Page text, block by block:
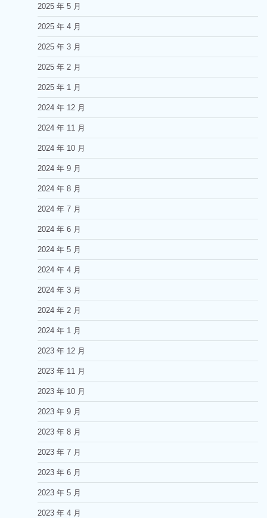
2025 年 5 月
2025 年 4 月
2025 年 3 月
2025 年 2 月
2025 年 1 月
2024 年 12 月
2024 年 11 月
2024 年 10 月
2024 年 9 月
2024 年 8 月
2024 年 7 月
2024 年 6 月
2024 年 5 月
2024 年 4 月
2024 年 3 月
2024 年 2 月
2024 年 1 月
2023 年 12 月
2023 年 11 月
2023 年 10 月
2023 年 9 月
2023 年 8 月
2023 年 7 月
2023 年 6 月
2023 年 5 月
2023 年 4 月